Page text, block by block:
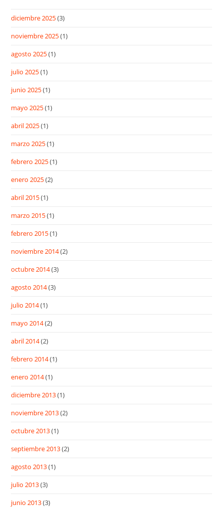
diciembre 2025(3)
noviembre 2025(1)
agosto 2025(1)
julio 2025(1)
junio 2025(1)
mayo 2025(1)
abril 2025(1)
marzo 2025(1)
febrero 2025(1)
enero 2025(2)
abril 2015(1)
marzo 2015(1)
febrero 2015(1)
noviembre 2014(2)
octubre 2014(3)
agosto 2014(3)
julio 2014(1)
mayo 2014(2)
abril 2014(2)
febrero 2014(1)
enero 2014(1)
diciembre 2013(1)
noviembre 2013(2)
octubre 2013(1)
septiembre 2013(2)
agosto 2013(1)
julio 2013(3)
junio 2013(3)